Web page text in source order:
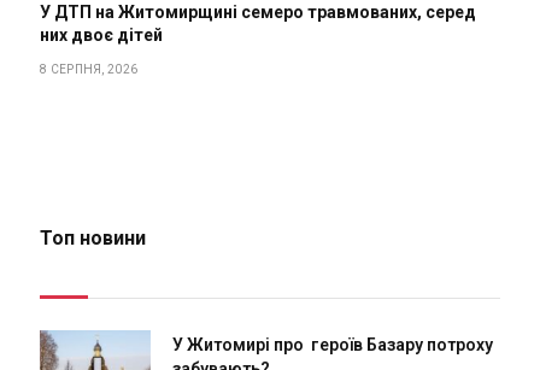
У ДТП на Житомирщині семеро травмованих, серед
них двоє дітей
8 СЕРПНЯ, 2026
Топ новини
У Житомирі про героїв Базару потроху